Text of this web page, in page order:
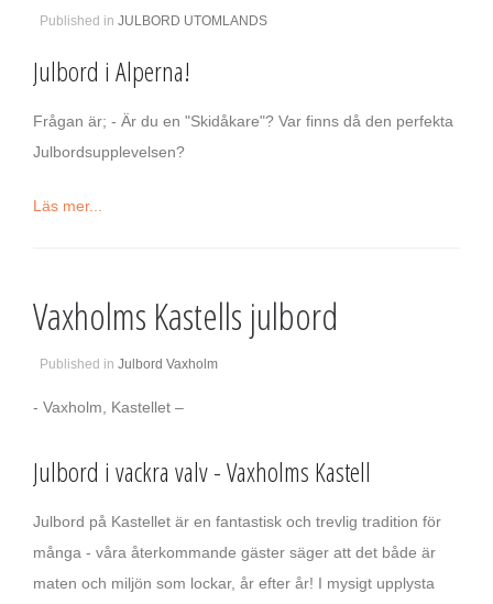
Published in JULBORD UTOMLANDS
Julbord i Alperna!
Frågan är; - Är du en "Skidåkare"? Var finns då den perfekta
Julbordsupplevelsen?
Läs mer...
Vaxholms Kastells julbord
Published in Julbord Vaxholm
- Vaxholm, Kastellet –
Julbord i vackra valv - Vaxholms Kastell
Julbord på Kastellet är en fantastisk och trevlig tradition för
många - våra återkommande gäster säger att det både är
maten och miljön som lockar, år efter år! I mysigt upplysta